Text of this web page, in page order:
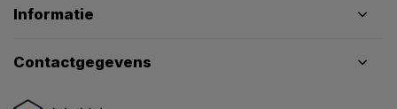
Informatie
Contactgegevens